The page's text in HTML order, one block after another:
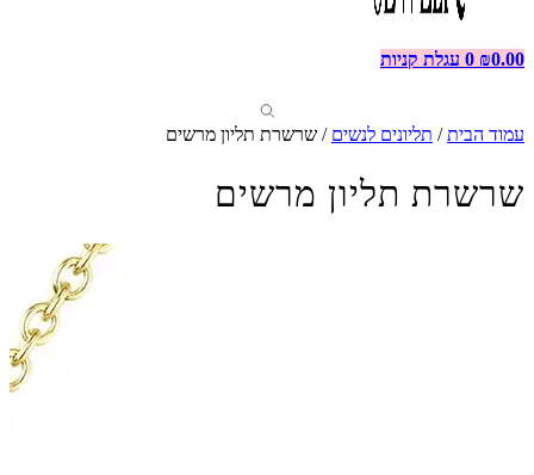
₪0.00
0 עגלת קניות
עמוד הבית/ תליונים לנשים / שרשרת תליון מרשים
שרשרת תליון מרשים